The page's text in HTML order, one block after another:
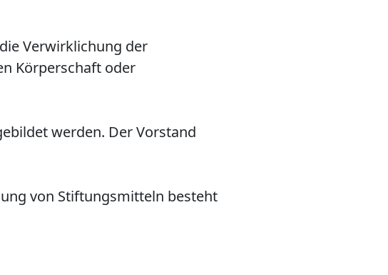
Verwirklichung der
Körperschaft oder
werden. Der Vorstand
von Stiftungs­mitteln besteht